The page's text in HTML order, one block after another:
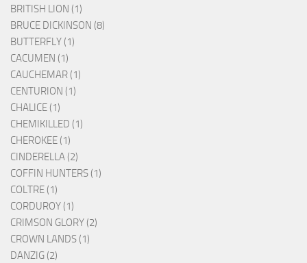
BRITISH LION (1)
BRUCE DICKINSON (8)
BUTTERFLY (1)
CACUMEN (1)
CAUCHEMAR (1)
CENTURION (1)
CHALICE (1)
CHEMIKILLED (1)
CHEROKEE (1)
CINDERELLA (2)
COFFIN HUNTERS (1)
COLTRE (1)
CORDUROY (1)
CRIMSON GLORY (2)
CROWN LANDS (1)
DANZIG (2)